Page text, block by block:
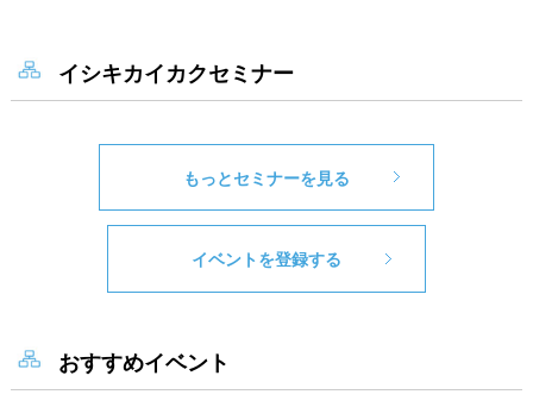
イシキカイカクセミナー
もっとセミナーを見る
イベントを登録する
おすすめイベント